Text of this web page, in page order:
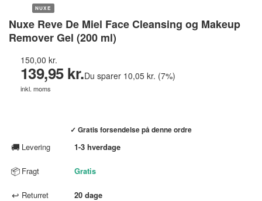
NUXE
Nuxe Reve De Miel Face Cleansing og Makeup
Remover Gel (200 ml)
150,00 kr.
139,95 kr.Du sparer 10,05 kr. (7%)
inkl. moms
✓ Gratis forsendelse på denne ordre
🚚 Levering 1-3 hverdage
📦 Fragt Gratis
↩ Returret 20 dage